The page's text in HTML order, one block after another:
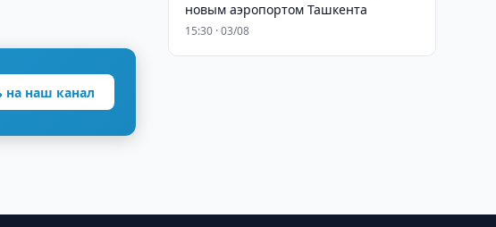
на наш канал
новым аэропортом Ташкента
15:30 · 03/08